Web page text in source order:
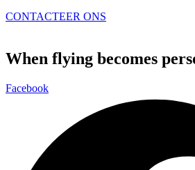
CONTACTEER ONS
When flying becomes
Facebook